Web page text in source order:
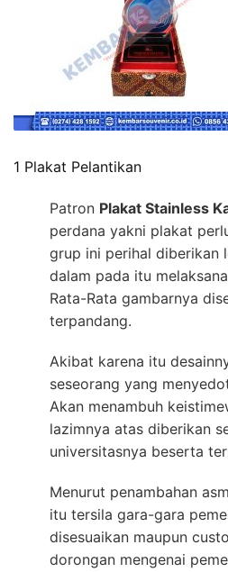
1 Plakat Pelantikan
Patron Plakat Stainless
perdana yakni plakat
grup ini perihal diberikan
dalam pada itu
Rata-Rata gambarnya
terpandang.
Akibat karena itu
seseorang yang
Akan menambuh
lazimnya atas diberikan
universitasnya beserta
Menurut penambahan
itu tersila gara-gara
disesuaikan maupun
dorongan mengenai